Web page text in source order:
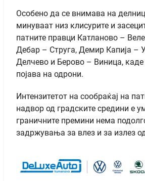
Особено да се внимава на
минуваат низ клисурите и
патните правци Катланово –
Дебар – Струга, Демир Капија –
Делчево и Берово – Виница,
појава на одрони.
Интензитетот на сообраќај на
надвор од градските средини е
граничните премини нема
задржувања за влез и за излез